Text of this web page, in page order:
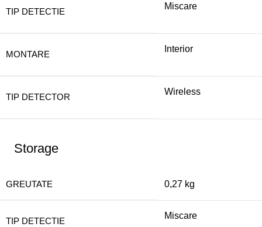
TIP DETECTIE
Miscare
MONTARE
Interior
TIP DETECTOR
Wireless
Storage
GREUTATE 0,27 kg
TIP DETECTIE
Miscare